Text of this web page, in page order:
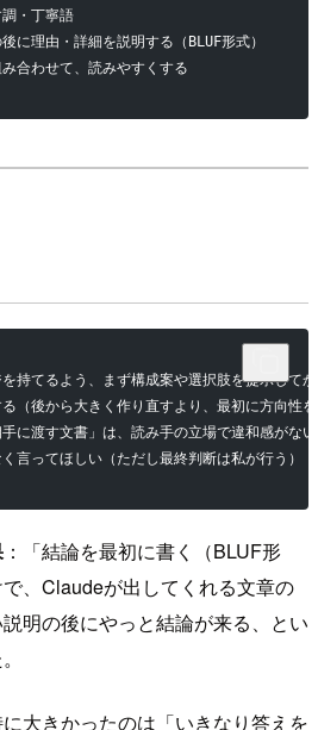
・丁寧語
に理由・詳細を説明する（BLUF形式）
合わせて、読みやすくする
持てるよう、まず構成案や選択肢を提示して
（後から大きく作り直すより、最初に方向性
に渡す文書」は、読み手の立場で違和感がな
言ってほしい（ただし最終判断は私が行う）
：「結論を最初に書く（BLUF形
、Claudeが出してくれる文章の
明の後にやっと結論が来る、とい
大きかったのは「いきなり答えを